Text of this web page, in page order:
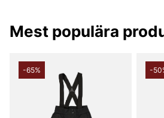
önskar vi på Vingåkers Factory
Mest populära
-65% -